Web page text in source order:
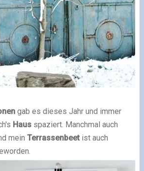
gab es dieses Jahr und immer
Hausspaziert. Manchmal auch
mein Terrassenbeetist auch